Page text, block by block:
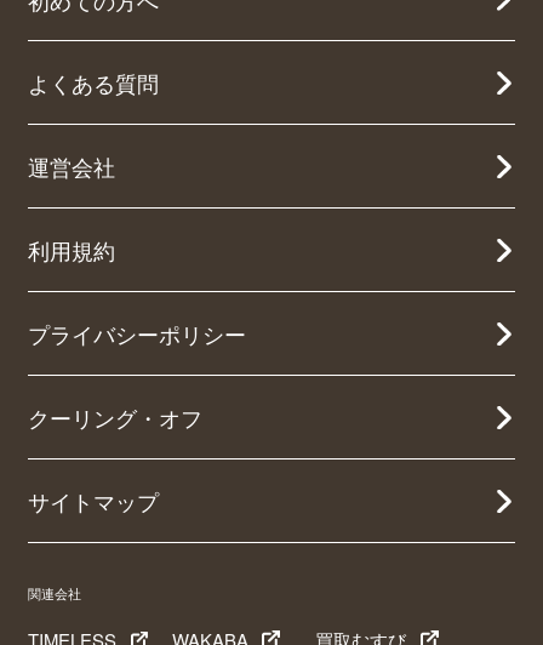
よくある質問
運営会社
利用規約
プライバシーポリシー
クーリング・オフ
サイトマップ
関連会社
TIMELESS WAKABA 買取むすび